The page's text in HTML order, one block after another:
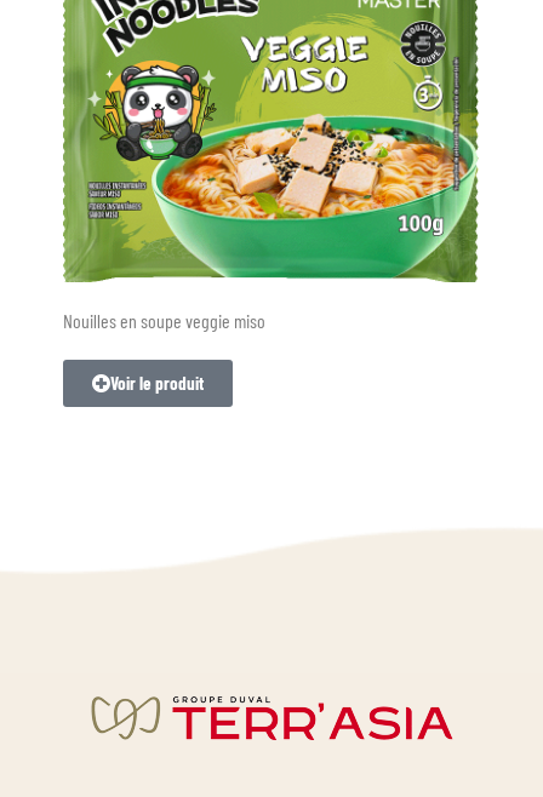
Nouilles en soupe veggie miso
Voir le produit